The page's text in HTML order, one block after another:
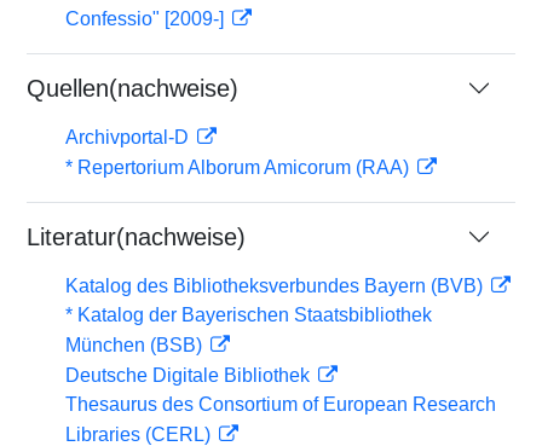
Confessio" [2009-]
Quellen(nachweise)
Archivportal-D
* Repertorium Alborum Amicorum (RAA)
Literatur(nachweise)
Katalog des Bibliotheksverbundes Bayern (BVB)
* Katalog der Bayerischen Staatsbibliothek
München (BSB)
Deutsche Digitale Bibliothek
Thesaurus des Consortium of European Research
Libraries (CERL)